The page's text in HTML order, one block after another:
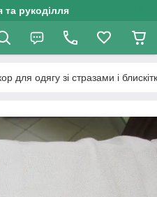
рукоділля
для одягу зі стразами і